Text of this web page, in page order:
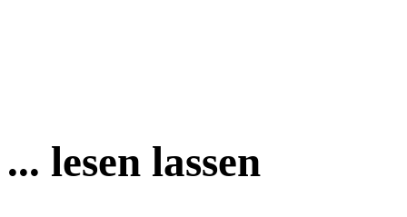
... lesen lassen